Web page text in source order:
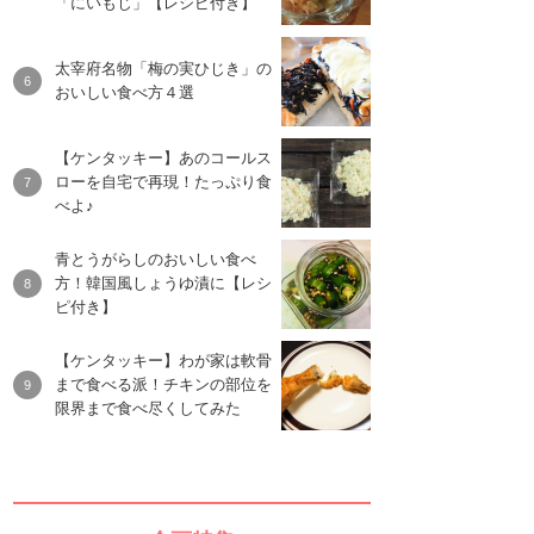
太宰府名物「梅の実ひじき」の
おいしい食べ方４選
【ケンタッキー】あのコールス
ローを自宅で再現！たっぷり食
べよ♪
青とうがらしのおいしい食べ
方！韓国風しょうゆ漬に【レシ
ピ付き】
【ケンタッキー】わが家は軟骨
まで食べる派！チキンの部位を
限界まで食べ尽くしてみた